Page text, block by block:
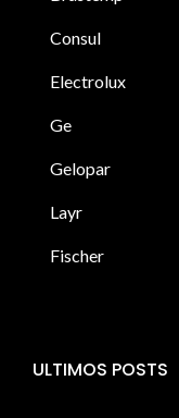
Consul
Electrolux
Ge
Gelopar
Layr
Fischer
ULTIMOS POSTS